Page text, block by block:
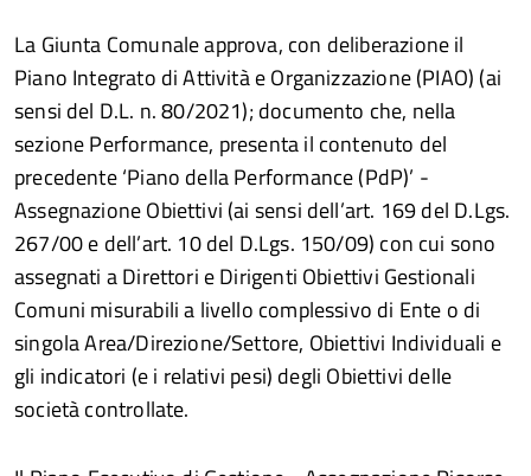
Facebook
su
Whatsapp
La Giunta Comunale approva, con deliberazione il
Piano Integrato di Attività e Organizzazione (PIAO) (ai
sensi del D.L. n. 80/2021); documento che, nella
sezione Performance, presenta il contenuto del
precedente ‘Piano della Performance (PdP)’ -
Assegnazione Obiettivi (ai sensi dell’art. 169 del D.Lgs.
267/00 e dell’art. 10 del D.Lgs. 150/09) con cui sono
assegnati a Direttori e Dirigenti Obiettivi Gestionali
Comuni misurabili a livello complessivo di Ente o di
singola Area/Direzione/Settore, Obiettivi Individuali e
gli indicatori (e i relativi pesi) degli Obiettivi delle
società controllate.